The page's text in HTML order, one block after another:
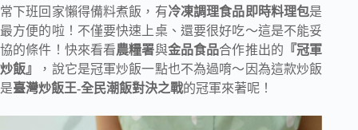
常下班回家懶得備料煮飯，有冷凍調理食品即時料理包是
最方便的啦！不僅要快速上桌、還要很好吃～這是不能妥
協的條件！快來看看農糧署與金品食品合作推出的 『冠軍
炒飯』
，說它是冠軍炒飯一點也不為過唷～因為這款炒飯
是臺灣炒飯王-全民潮飯對決之戰的冠軍來著呢！